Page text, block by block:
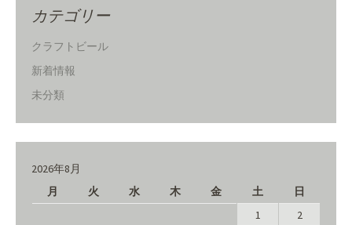
カテゴリー
クラフトビール
新着情報
未分類
2026年8月
月
火 水 木 金 土 日
1
2